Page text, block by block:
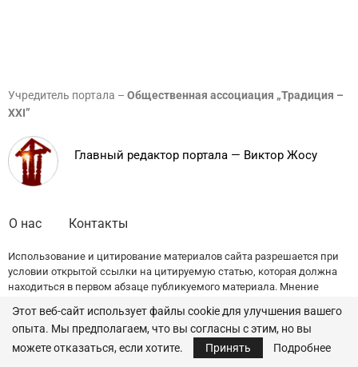
Учредитель портала – Общественная ассоциация „Традиция –
XXI”
Главный редактор портала — Виктор Жосу
О нас Контакты
Использование и цитирование материалов сайта разрешается при
условии открытой ссылки на цитируемую статью, которая должна
находиться в первом абзаце публикуемого материала. Мнение
© 2022 — All Rights Reserved. Traditia.md
Этот веб-сайт использует файлы cookie для улучшения вашего
опыта. Мы предполагаем, что вы согласны с этим, но вы
можете отказаться, если хотите.
Принять Подробнее